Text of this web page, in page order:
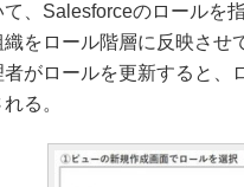
て、Salesforceのロールを
織をロール階層に反映させ
者がロールを更新すると
る。